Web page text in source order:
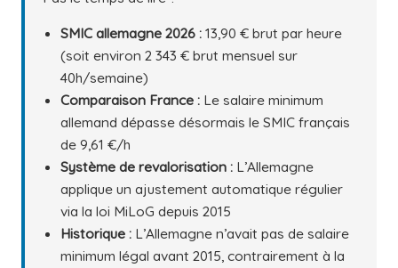
SMIC allemagne 2026 :13,90 € brut par heure
(soit environ 2 343 € brut mensuel sur
40h/semaine)
Comparaison France :Le salaire minimum
allemand dépasse désormais le SMIC français
de 9,61 €/h
Système de revalorisation :L’Allemagne
applique un ajustement automatique régulier
via la loi MiLoG depuis 2015
Historique :L’Allemagne n’avait pas de salaire
minimum légal avant 2015, contrairement à la